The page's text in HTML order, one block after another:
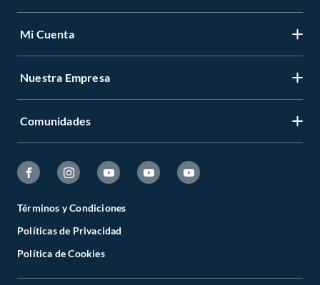
Mi Cuenta
Nuestra Empresa
Comunidades
Términos y Condiciones
Políticas de Privacidad
Política de Cookies